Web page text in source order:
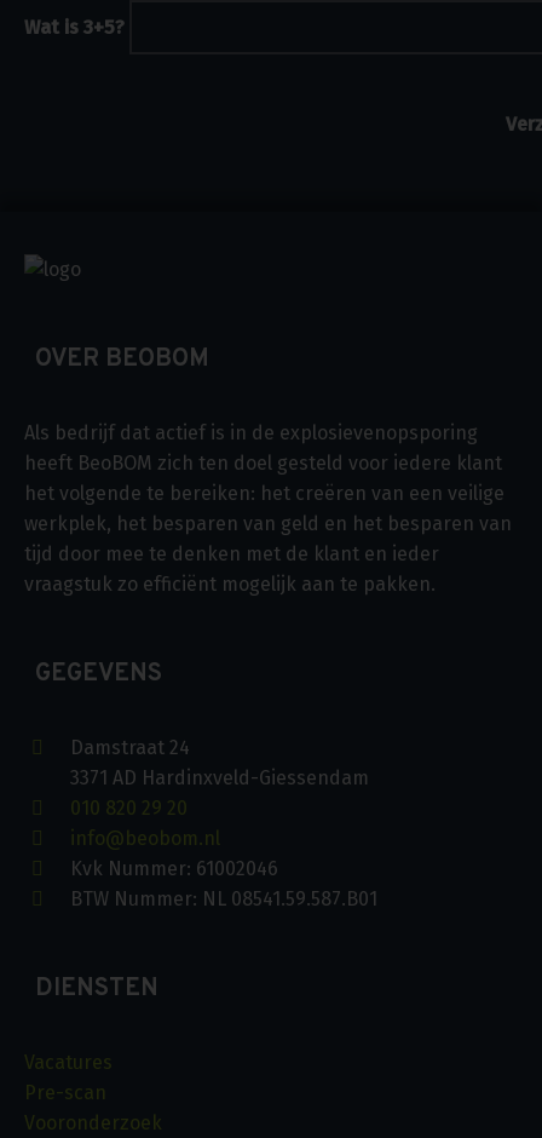
Wat is 3+5?
OVER BEOBOM
Als bedrijf dat actief is in de explosievenopsporing
heeft BeoBOM zich ten doel gesteld voor iedere klant
het volgende te bereiken: het creëren van een veilige
werkplek, het besparen van geld en het besparen van
tijd door mee te denken met de klant en ieder
vraagstuk zo efficiënt mogelijk aan te pakken.
GEGEVENS
Damstraat 24
3371 AD Hardinxveld-Giessendam
010 820 29 20
info@beobom.nl
Kvk Nummer: 61002046
BTW Nummer: NL 08541.59.587.B01
DIENSTEN
Vacatures
Pre-scan
Vooronderzoek